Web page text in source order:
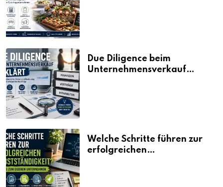
Due Diligence beim
Unternehmensverkauf
Welche Schritte führen zur
erfolgreichen